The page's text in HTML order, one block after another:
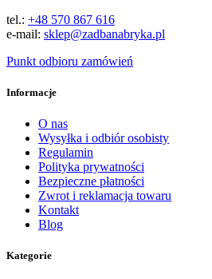
tel.: +48 570 867 616
e-mail: sklep@zadbanabryka.pl
Punkt odbioru zamówień
Informacje
O nas
Wysyłka i odbiór osobisty
Regulamin
Polityka prywatności
Bezpieczne płatności
Zwrot i reklamacja towaru
Kontakt
Blog
Kategorie